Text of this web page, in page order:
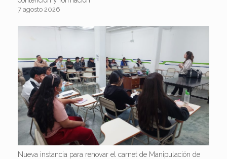
7 agosto 2026
Nueva instancia para renovar el carnet de Manipulación de